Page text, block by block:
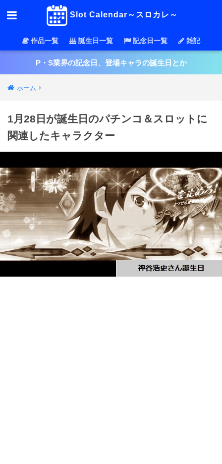
Slot Calendar～スロカレ～
作品一覧 誕生日一覧 記念日一覧 雑記
P・S業界の記念日、登場キャラの誕生日とか
ホーム
1月28日が誕生日のパチンコ＆スロットに
関連したキャラクター